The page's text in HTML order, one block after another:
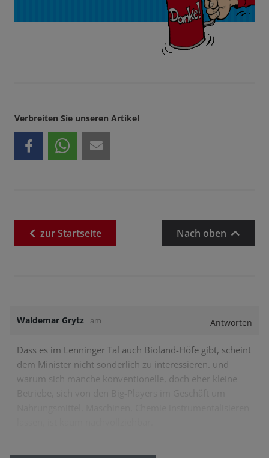
Verbreiten Sie unseren Artikel
zurStartseite Nach oben
Waldemar Grytz am Antworten
Dass es im Lenninger Tal auch Bioland-Höfe gibt, scheint
dem Minister nicht sonderlich zu interessieren. und
warum sich manche konventionelle, doch eher kleine